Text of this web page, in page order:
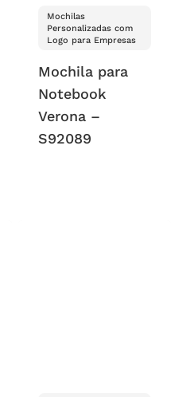
Mochilas
Personalizadas com
Logo para Empresas
Mochila para
Notebook
Verona –
S92089